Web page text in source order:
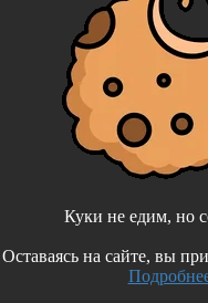
Куки не едим, но
Оставаясь на сайте, вы